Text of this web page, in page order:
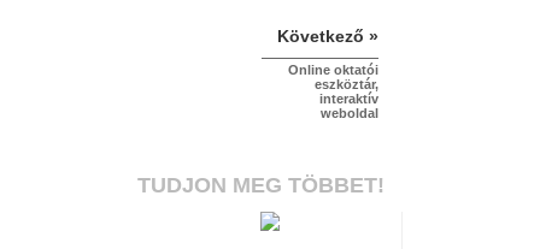
Következő »
Online oktatói
eszköztár,
interaktív
weboldal
TUDJON MEG TÖBBET!